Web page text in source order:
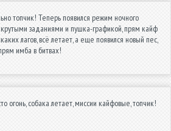
топчик! Теперь появился режим ночного
крутыми заданиями и пушка-графикой, прям кайф
лагов, всё летает, а еще появился новый пес,
имба в битвах!
огонь, собака летает, миссии кайфовые, топчик!